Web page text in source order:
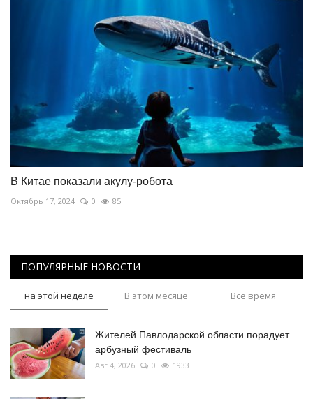
В Китае показали акулу-робота
Октябрь 17, 2024 0 85
ПОПУЛЯРНЫЕ НОВОСТИ
на этой неделе В этом месяце Все время
Жителей Павлодарской области порадует
арбузный фестиваль
Авг 4, 2026 0 1933